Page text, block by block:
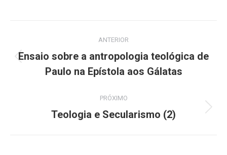
de
post:
ANTERIOR
Post
anterior:
Ensaio sobre a antropologia teológica de
Paulo na Epístola aos Gálatas
PRÓXIMO
Próximo
Teologia e Secularismo (2)